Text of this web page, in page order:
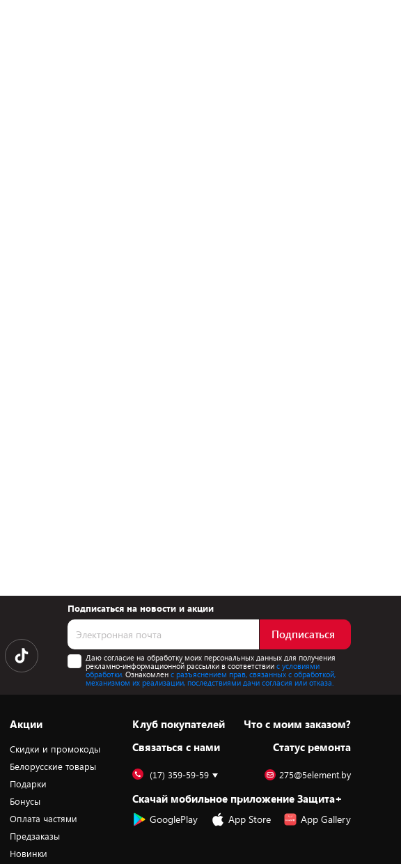
Подписаться на новости и акции
Подписаться
Даю согласие на обработку моих персональных данных для получения
рекламно-информационной рассылки в соответствиис условиями
обработки. Ознакомлен с разъяснением прав, связанных с обработкой,
механизмом их реализации, последствиями дачи согласия или отказа.
Акции
Скидки и промокоды
Белорусские товары
Подарки
Бонусы
Оплата частями
Предзаказы
Новинки
Клуб покупателей
Cвязаться с нами
Что с моим заказом?
Статус ремонта
(17) 359-59-59 275@5element.by
Скачай мобильное приложение Защита+
GooglePlay App Store App Gallery